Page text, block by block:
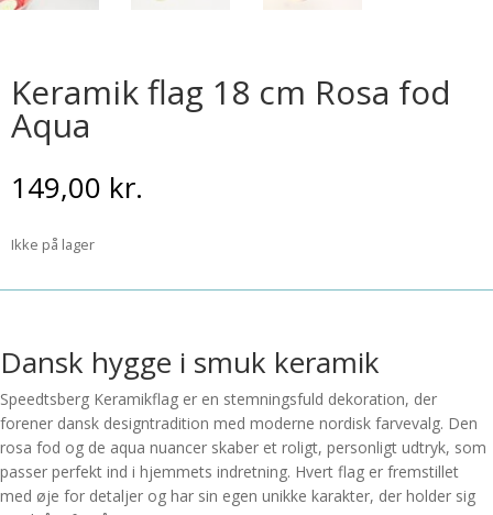
Keramik flag 18 cm Rosa fod
Aqua
149,00 kr.
Ikke på lager
Dansk hygge i smuk keramik
Speedtsberg Keramikflag er en stemningsfuld dekoration, der
forener dansk designtradition med moderne nordisk farvevalg. Den
rosa fod og de aqua nuancer skaber et roligt, personligt udtryk, som
passer perfekt ind i hjemmets indretning. Hvert flag er fremstillet
med øje for detaljer og har sin egen unikke karakter, der holder sig